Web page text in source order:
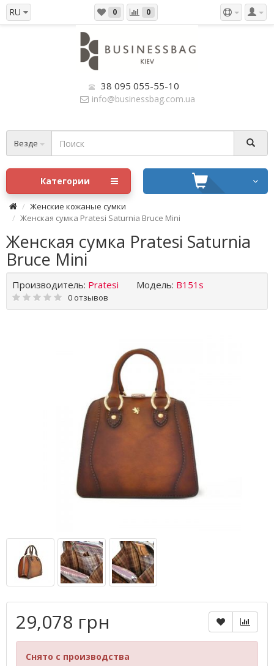
RU 0 0
38 095 055-55-10
info@businessbag.com.ua
Везде
Категории
Женские кожаные сумки
Женская сумка Pratesi Saturnia Bruce Mini
Женская сумка Pratesi Saturnia
Bruce Mini
Производитель: Pratesi Модель: B151s
0 отзывов
29,078 грн
Снято с производства